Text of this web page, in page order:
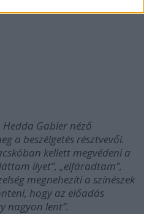
Gabler néző
a beszélgetés résztvevői.
kellett megvédeni a
ilyet”, „elfáradtam”,
megnehezíti a színészek
hogy az előadás
nagyon lent”.